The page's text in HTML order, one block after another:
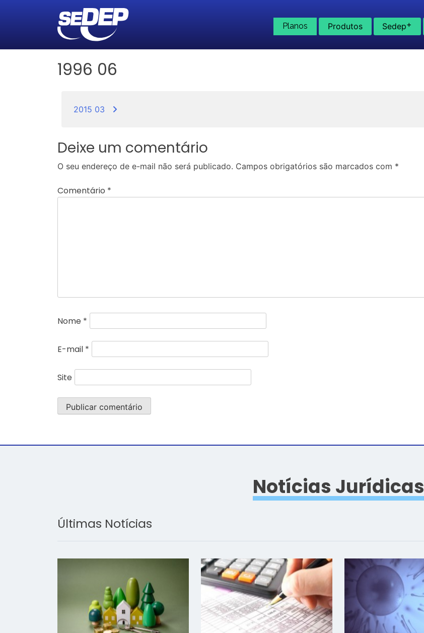
Planos Produtos Sedep+
1996 06
Navegação
de
Post
2015 03
Deixe um comentário
O seu endereço de e-mail não será publicado. Campos obrigatórios são marcados com *
Comentário *
Nome *
E-mail *
Site
Notícias Jurídicas
Últimas Notícias